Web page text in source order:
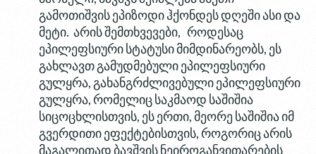
გამოთიშვის ეპიზოდი ჰქონდეს დღეში ასი და
მეტი. არის შემთხვევები, როდესაც
ეპილეფსიური სტატუსი მიმდინარეობს, ეს
გახლავთ გამუდმებული ეპილეფსიური
გულყრა, გახანგრძლივებული ეპილეფსიური
გულყრა, რომელიც საკმაოდ საშიშია
სიცოცხლისთვის, ეს ერთი, მეორე საშიშია იმ
გვერდითი ეფექტებისთვის, როგორიც არის
მაგალითად ბავშვის ნეიროგანვითარების